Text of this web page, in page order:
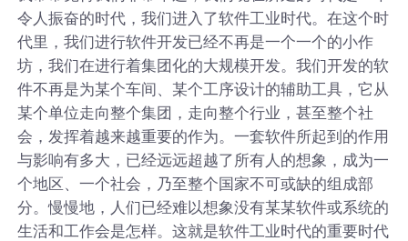
令人振奋的时代，我们进入了软件工业时代。在这个时
代里，我们进行软件开发已经不再是一个一个的小作
坊，我们在进行着集团化的大规模开发。我们开发的软
件不再是为某个车间、某个工序设计的辅助工具，它从
某个单位走向整个集团，走向整个行业，甚至整个社
会，发挥着越来越重要的作为。一套软件所起到的作用
与影响有多大，已经远远超越了所有人的想象，成为一
个地区、一个社会，乃至整个国家不可或缺的组成部
分。慢慢地，人们已经难以想象没有某某软件或系统的
生活和工作会是怎样。这就是软件工业时代的重要时代